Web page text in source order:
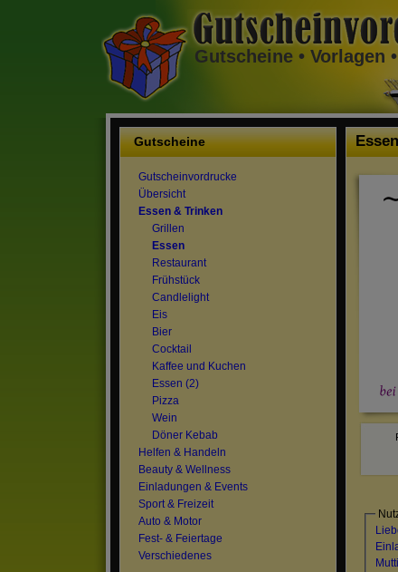
Gutscheine • Vorlagen
Mutti
Gutscheine
Gutscheinvordrucke
Übersicht
Essen & Trinken
Grillen
Essen
Restaurant
Frühstück
Candlelight
Eis
Bier
Cocktail
Kaffee und Kuchen
Essen (2)
Pizza
Wein
Döner Kebab
Helfen & Handeln
Beauty & Wellness
Einladungen & Events
Sport & Freizeit
Auto & Motor
Fest- & Feiertage
Verschiedenes